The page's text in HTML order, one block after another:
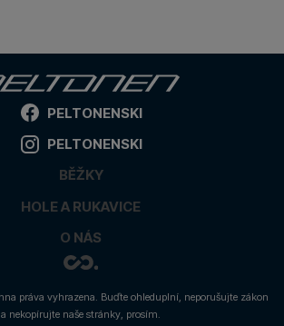
PELTONENSKI
PELTONENSKI
BĚŽKY
HOLE A RUKAVICE
O NÁS
práva vyhrazena. Buďte ohleduplní, neporušujte zákon
a nekopírujte naše stránky, prosím.